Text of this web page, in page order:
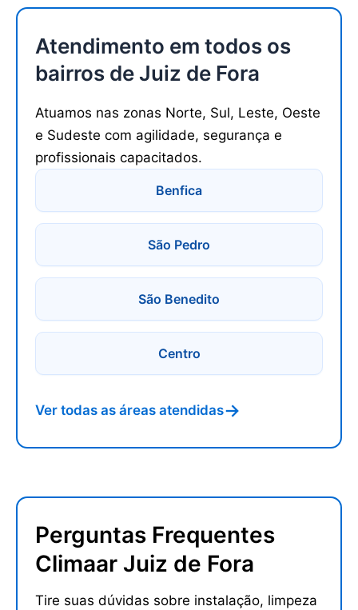
Atendimento em todos os
bairros de Juiz de Fora
Atuamos nas zonas Norte, Sul, Leste, Oeste
e Sudeste com agilidade, segurança e
profissionais capacitados.
Benfica
São Pedro
São Benedito
Centro
Ver todas as áreas atendidas→
Perguntas Frequentes
Climaar Juiz de Fora
Tire suas dúvidas sobre instalação, limpeza